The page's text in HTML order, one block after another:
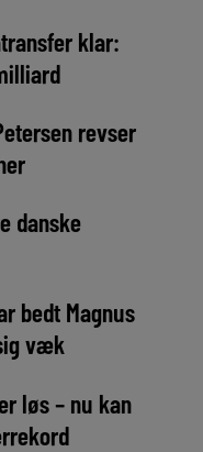
klar:
revser
danske
bedt Magnus
væk
løs – nu kan